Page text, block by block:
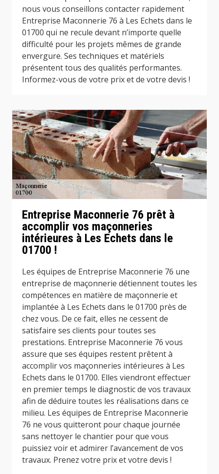
nous vous conseillons contacter rapidement
Entreprise Maconnerie 76 à Les Echets dans le
01700 qui ne recule devant n’importe quelle
difficulté pour les projets mêmes de grande
envergure. Ses techniques et matériels
présentent tous des qualités performantes.
Informez-vous de votre prix et de votre devis !
Entreprise Maconnerie 76 prêt à
accomplir vos maçonneries
intérieures à Les Echets dans le
01700 !
Les équipes de Entreprise Maconnerie 76 une
entreprise de maçonnerie détiennent toutes les
compétences en matière de maçonnerie et
implantée à Les Echets dans le 01700 près de
chez vous. De ce fait, elles ne cessent de
satisfaire ses clients pour toutes ses
prestations. Entreprise Maconnerie 76 vous
assure que ses équipes restent prêtent à
accomplir vos maçonneries intérieures à Les
Echets dans le 01700. Elles viendront effectuer
en premier temps le diagnostic de vos travaux
afin de déduire toutes les réalisations dans ce
milieu. Les équipes de Entreprise Maconnerie
76 ne vous quitteront pour chaque journée
sans nettoyer le chantier pour que vous
puissiez voir et admirer l’avancement de vos
travaux. Prenez votre prix et votre devis !